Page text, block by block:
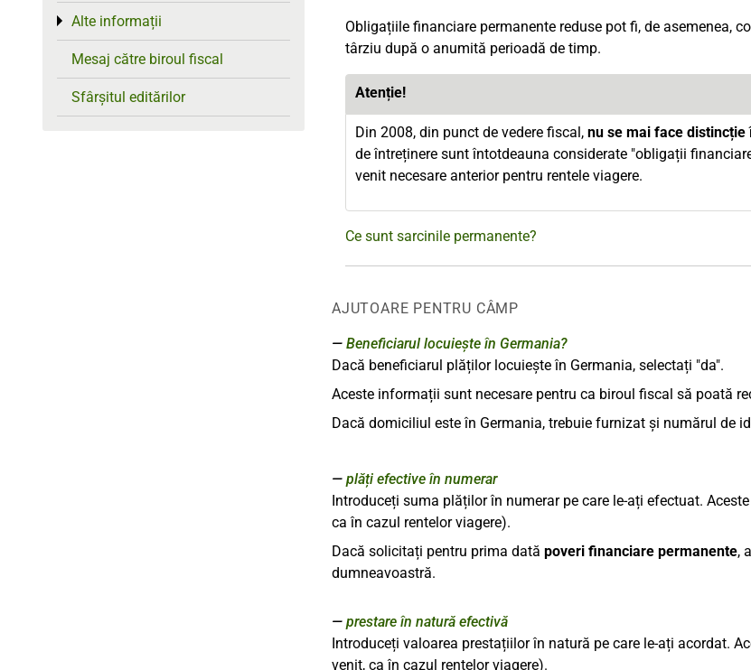
Obligațiile financiare permanente reduse pot fi, de asemenea,
târziu după o anumită perioadă de timp.
Atenție!
Din 2008, din punct de vedere fiscal, nu se mai face
de întreținere sunt întotdeauna considerate "obligații
venit necesare anterior pentru rentele viagere.
Ce sunt sarcinile permanente?
AJUTOARE PENTRU CÂMP
Beneficiarul locuiește în Germania?
Dacă beneficiarul plăților locuiește în Germania, selectați "da".
Aceste informații sunt necesare pentru ca biroul fiscal să poată
Dacă domiciliul este în Germania, trebuie furnizat și numărul de
plăți efective în numerar
Introduceți suma plăților în numerar pe care le-ați efectuat.
ca în cazul rentelor viagere).
Dacă solicitați pentru prima dată poveri financiare permanente,
dumneavoastră.
prestare în natură efectivă
Introduceți valoarea prestațiilor în natură pe care le-ați acordat.
venit, ca în cazul rentelor viagere).
Alte informații
Toggle menu
Mesaj către biroul fiscal
Sfârșitul editărilor